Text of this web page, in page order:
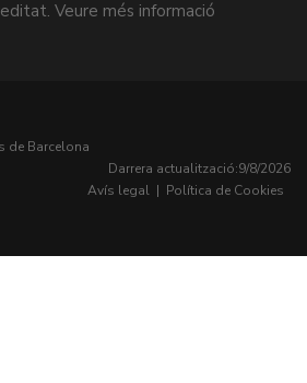
de Barcelona
Darrera actualització:9/8/2026
Avís legal | Política de Cookies